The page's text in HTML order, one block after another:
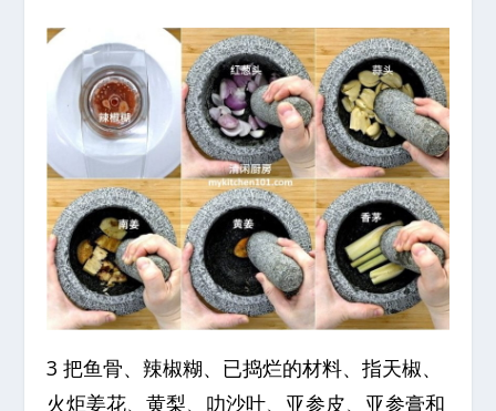
3 把鱼骨、辣椒糊、已捣烂的材料、指天椒、
火炬姜花、黄梨、叻沙叶、亚参皮、亚参膏和